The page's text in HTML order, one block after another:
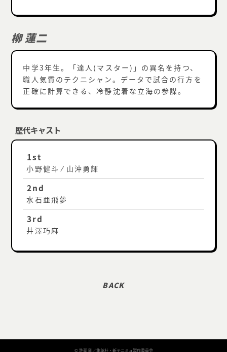
柳 蓮二
中学3年生。「達人(マスター)」の異名を持つ、
職人気質のテクニシャン。データで試合の行方を
正確に計算できる、冷静沈着な立海の参謀。
歴代キャスト
1st
小野健斗 ⁄ 山沖勇輝
2nd
水石亜飛夢
3rd
井澤巧麻
© 許斐 剛／集英社・新テニミュ製作委員会